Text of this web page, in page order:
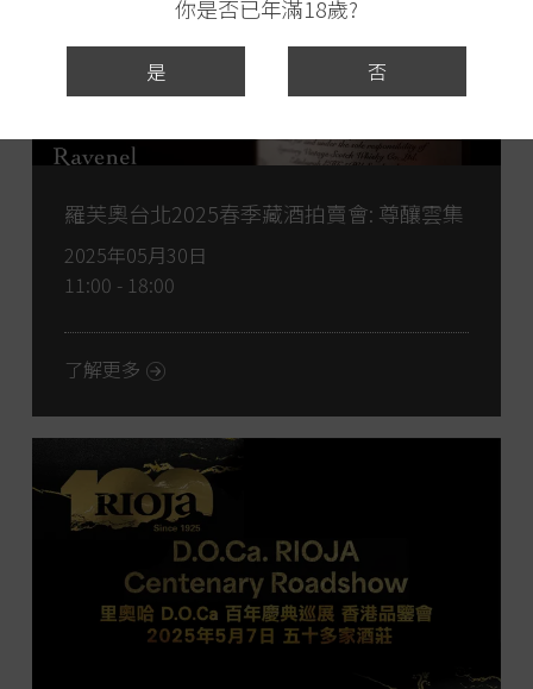
你是否已年滿18歲?
是 否
羅芙奧台北2025春季藏酒拍賣會: 尊釀雲集
2025年05月30日
11:00 - 18:00
了解更多